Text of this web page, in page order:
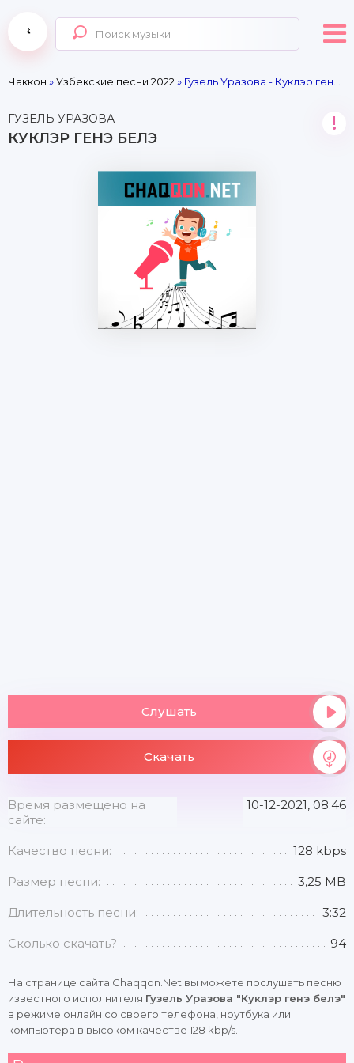
Чаккон »Узбекские песни 2022 » Гузель Уразова - Куклэр генэ белэ
ГУЗЕЛЬ УРАЗОВА
КУКЛЭР ГЕНЭ БЕЛЭ
!
Слушать
Скачать
Время размещено на
сайте:
10-12-2021, 08:46
Качество песни: 128 kbps
Размер песни: 3,25 MB
Длительность песни: 3:32
Сколько скачать? 94
На странице сайта Chaqqon.Net вы можете послушать песню
известного исполнителя Гузель Уразова "Куклэр генэ белэ"
в режиме онлайн со своего телефона, ноутбука или
компьютера в высоком качестве 128 kbp/s.